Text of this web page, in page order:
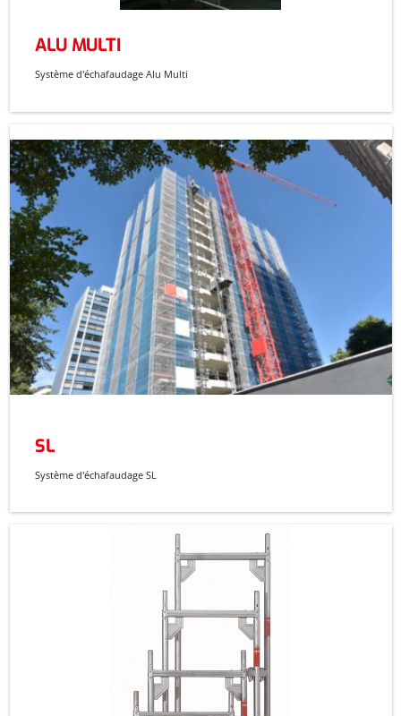
ALU MULTI
Système d'échafaudage Alu Multi
SL
Système d'échafaudage SL